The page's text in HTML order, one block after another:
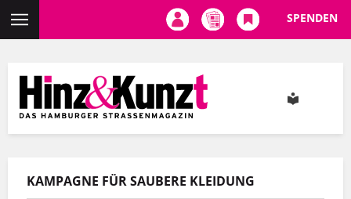
Inhalt
SPENDEN
KAMPAGNE FÜR SAUBERE KLEIDUNG